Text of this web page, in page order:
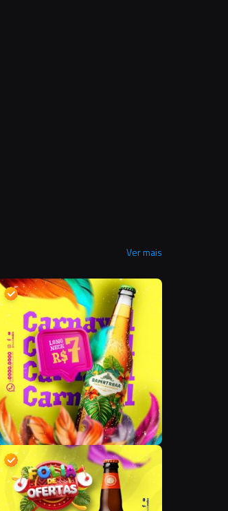
Ver mais
D
D